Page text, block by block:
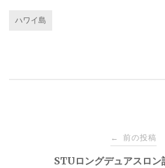
ハワイ島
← 前の投稿
STUロングデュアスロン